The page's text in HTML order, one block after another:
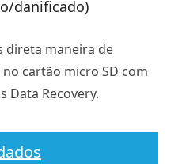
danificado)
direta maneira de
cartão micro SD com
Data Recovery.